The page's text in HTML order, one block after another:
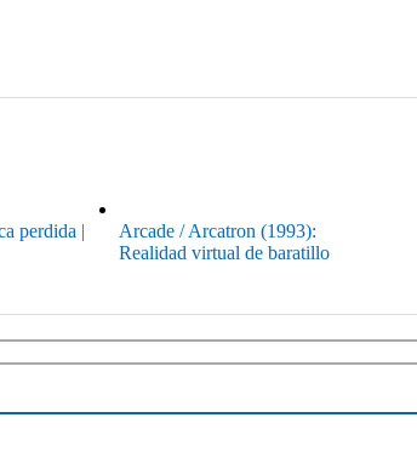
perdida |
Arcade / Arcatron (1993):
Realidad virtual de baratillo